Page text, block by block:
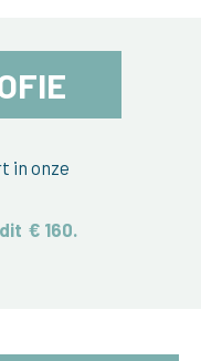
in onze
€ 160.